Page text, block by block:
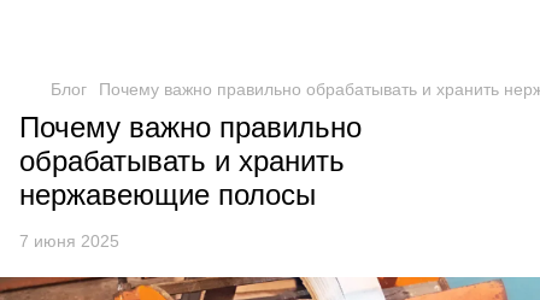
Блог Почему важно правильно обрабатывать и хранить
Почему важно правильно
обрабатывать и хранить
нержавеющие полосы
7 июня 2025